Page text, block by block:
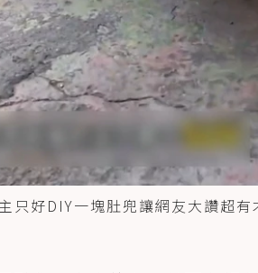
只好DIY一塊肚兜讓網友大讚超